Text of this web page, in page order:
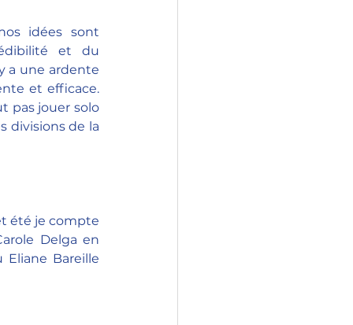
idées sont
et du
a une ardente
et efficace.
pas jouer solo
divisions de la
été je compte
Delga en
Eliane Bareille